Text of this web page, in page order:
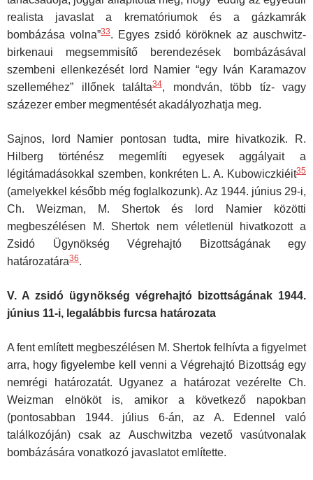
realista javaslat a krematóriumok és a gázkamrák
bombázása volna”33. Egyes zsidó köröknek az auschwitz-
birkenaui megsemmisítő berendezések bombázásával
szembeni ellenkezését lord Namier “egy Iván Karamazov
szelleméhez” illőnek találta34, mondván, több tíz- vagy
százezer ember megmentését akadályozhatja meg.
Sajnos, lord Namier pontosan tudta, mire hivatkozik. R.
Hilberg történész megemlíti egyesek aggályait a
légitámadásokkal szemben, konkréten L. A. Kubowiczkiéit35
(amelyekkel később még foglalkozunk). Az 1944. június 29-i,
Ch. Weizman, M. Shertok és lord Namier közötti
megbeszélésen M. Shertok nem véletlenül hivatkozott a
Zsidó Ügynökség Végrehajtó Bizottságának egy
határozatára36.
V. A zsidó ügynökség végrehajtó bizottságának 1944.
június 11-i, legalábbis furcsa határozata
A fent említett megbeszélésen M. Shertok felhívta a figyelmet
arra, hogy figyelembe kell venni a Végrehajtó Bizottság egy
nemrégi határozatát. Ugyanez a határozat vezérelte Ch.
Weizman elnököt is, amikor a következő napokban
(pontosabban 1944. július 6-án, az A. Edennel való
találkozóján) csak az Auschwitzba vezető vasútvonalak
bombázására vonatkozó javaslatot említette.